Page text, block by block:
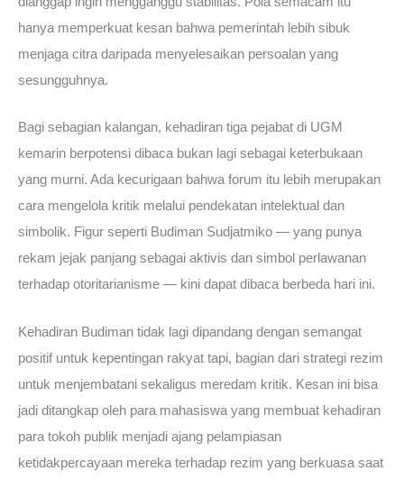
hanya memperkuat kesan bahwa pemerintah lebih sibuk
menjaga citra daripada menyelesaikan persoalan yang
sesungguhnya.
Bagi sebagian kalangan, kehadiran tiga pejabat di UGM
kemarin berpotensi dibaca bukan lagi sebagai keterbukaan
yang murni. Ada kecurigaan bahwa forum itu lebih merupakan
cara mengelola kritik melalui pendekatan intelektual dan
simbolik. Figur seperti Budiman Sudjatmiko — yang punya
rekam jejak panjang sebagai aktivis dan simbol perlawanan
terhadap otoritarianisme — kini dapat dibaca berbeda hari ini.
Kehadiran Budiman tidak lagi dipandang dengan semangat
positif untuk kepentingan rakyat tapi, bagian dari strategi rezim
untuk menjembatani sekaligus meredam kritik. Kesan ini bisa
jadi ditangkap oleh para mahasiswa yang membuat kehadiran
para tokoh publik menjadi ajang pelampiasan
ketidakpercayaan mereka terhadap rezim yang berkuasa saat